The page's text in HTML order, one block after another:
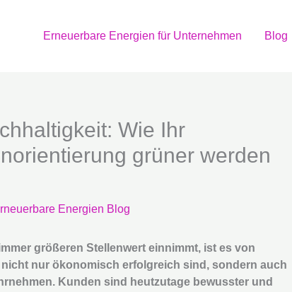
Erneuerbare Energien für Unternehmen Blog
Wie Ihr
grüner werden
Energien Blog
größeren Stellenwert einnimmt, ist es von
nur ökonomisch erfolgreich sind, sondern auch
Kunden sind heutzutage bewusster und